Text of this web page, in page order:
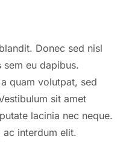
Donec sed nisl
sem eu dapibus.
quam volutpat, sed
sit amet
lacinia nec neque.
ac interdum elit.